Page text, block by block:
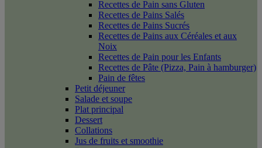
Recettes de Pain sans Gluten
Recettes de Pains Salés
Recettes de Pains Sucrés
Recettes de Pains aux Céréales et aux
Noix
Recettes de Pain pour les Enfants
Recettes de Pâte (Pizza, Pain à hamburger)
Pain de fêtes
Petit déjeuner
Salade et soupe
Plat principal
Dessert
Collations
Jus de fruits et smoothie